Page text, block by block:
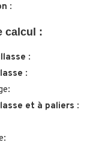
:
calcul :
:
:
et à paliers :